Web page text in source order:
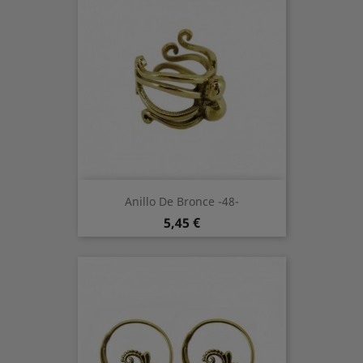
Anillo De Bronce -48-
Preis
5,45 €